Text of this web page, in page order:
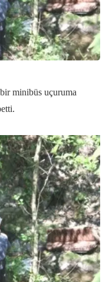
minibüs uçuruma